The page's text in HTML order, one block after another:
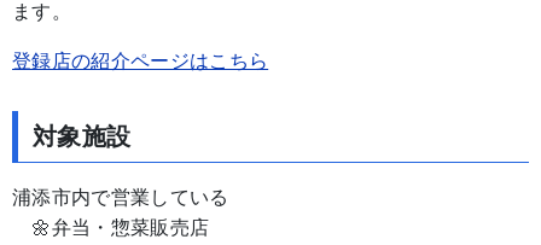
ます。
登録店の紹介ページはこちら
対象施設
浦添市内で営業している
🌼弁当・惣菜販売店